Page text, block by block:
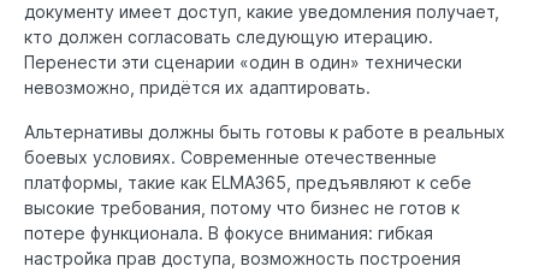
документу имеет доступ, какие уведомления получает,
кто должен согласовать следующую итерацию.
Перенести эти сценарии «один в один» технически
невозможно, придётся их адаптировать.
Альтернативы должны быть готовы к работе в реальных
боевых условиях. Современные отечественные
платформы, такие как ELMA365, предъявляют к себе
высокие требования, потому что бизнес не готов к
потере функционала. В фокусе внимания: гибкая
настройка прав доступа, возможность построения